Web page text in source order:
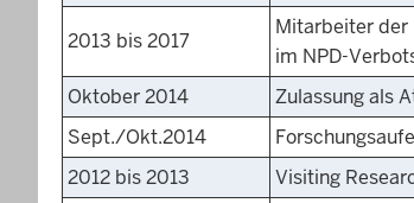
2013 bis 2017
Mitarbeiter der
im NPD-
Oktober 2014
Zulassung als
Sept./Okt.2014
2012 bis 2013
Visiting